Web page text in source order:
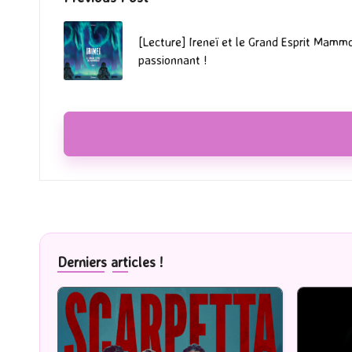
navigation[Lecture] Ireneï et le Grand Esprit
passionnant !
Derniers articles !